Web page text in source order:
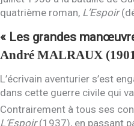
quatrième roman, L’Espoir
« Les grandes
André MALRAUX
L’écrivain aventurier s’est
dans cette guerre civile qui
Contrairement à tous ses
L’Espoir(1937), en passant